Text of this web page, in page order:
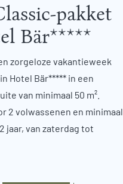
pakket
Bär*****
zorgeloze vakantieweek
Hotel Bär***** in een
van minimaal 50 m².
2 volwassenen en minimaal
jaar, van zaterdag tot